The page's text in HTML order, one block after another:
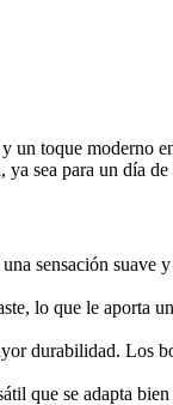
un toque
sea para un día
sensación suave
lo que le aporta
durabilidad.
que se adapta